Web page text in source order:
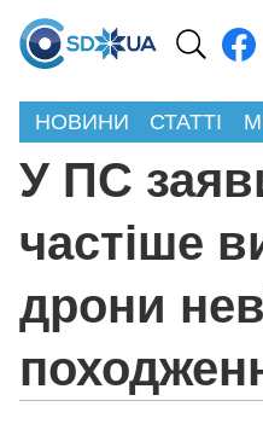
НОВИНИ СТАТТІ
У ПС
частіше
дрони